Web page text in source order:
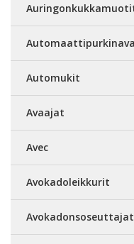
Automukit
Avaajat
Avec
Avokadoleikkurit
Avokadonsoseuttajat